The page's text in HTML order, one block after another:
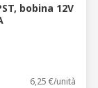
bobina 12V
6,25 €/unità